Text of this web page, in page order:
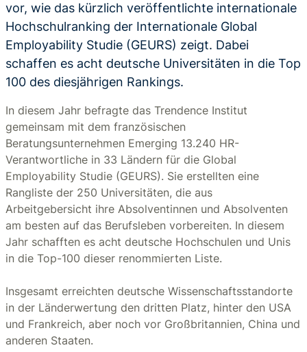
vor, wie das kürzlich veröffentlichte internationale
Hochschulranking der Internationale Global
Employability Studie (GEURS) zeigt. Dabei
schaffen es acht deutsche Universitäten in die Top
100 des diesjährigen Rankings.
In diesem Jahr befragte das Trendence Institut
gemeinsam mit dem französischen
Beratungsunternehmen Emerging 13.240 HR-
Verantwortliche in 33 Ländern für die Global
Employability Studie (GEURS). Sie erstellten eine
Rangliste der 250 Universitäten, die aus
Arbeitgebersicht ihre Absolventinnen und Absolventen
am besten auf das Berufsleben vorbereiten. In diesem
Jahr schafften es acht deutsche Hochschulen und Unis
in die Top-100 dieser renommierten Liste.
Insgesamt erreichten deutsche Wissenschaftsstandorte
in der Länderwertung den dritten Platz, hinter den USA
und Frankreich, aber noch vor Großbritannien, China und
anderen Staaten.